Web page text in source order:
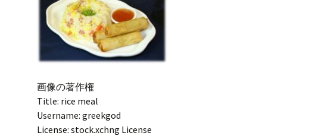
画像の著作権
Title: rice meal
Username: greekgod
License: stock.xchng License